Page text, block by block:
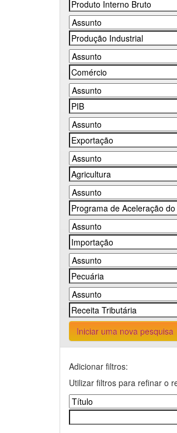
Iniciar uma nova pesquisa
Adicionar filtros:
Utilizar filtros para refinar o